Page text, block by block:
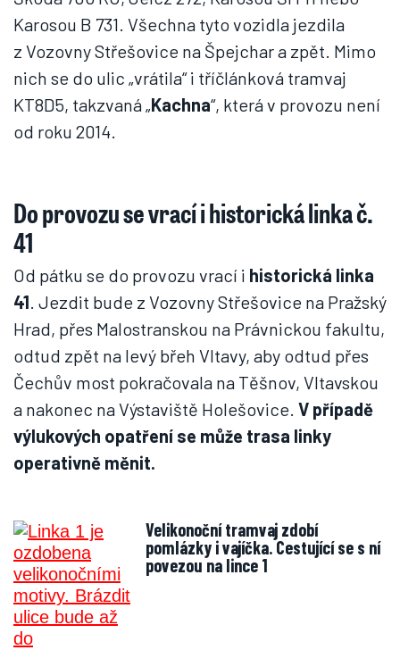
Karosou B 731. Všechna tyto vozidla jezdila
z Vozovny Střešovice na Špejchar a zpět. Mimo
nich se do ulic „vrátila“ i tříčlánková tramvaj
KT8D5, takzvaná „Kachna“, která v provozu není
od roku 2014.
Do provozu se vrací i historická linka č.
41
Od pátku se do provozu vrací i historická linka
41. Jezdit bude z Vozovny Střešovice na Pražský
Hrad, přes Malostranskou na Právnickou fakultu,
odtud zpět na levý břeh Vltavy, aby odtud přes
Čechův most pokračovala na Těšnov, Vltavskou
a nakonec na Výstaviště Holešovice. V případě
výlukových opatření se může trasa linky
operativně měnit.
Velikonoční tramvaj zdobí
pomlázky i vajíčka. Cestující se s ní
povezou na lince 1